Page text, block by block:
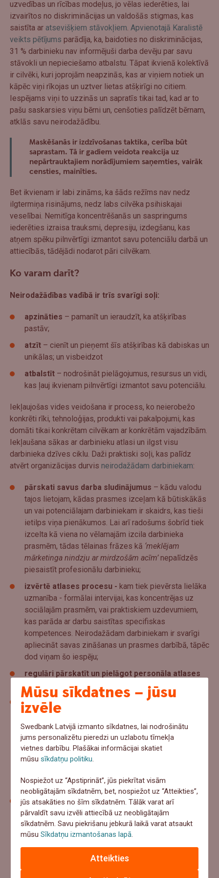
uzvedības un rīcības modeļus, jo vēlas iederēties, lai
izvairītos no diskriminācijas un valdošās stigmas, kas
saistīta ar atsevišķiem stāvokļiem. Apvienotajā Karalistē
veikts pētījums parādīja, ka, baidoties no diskriminācijas,
31 % darbinieku nav informējuši darba devēju par savu
stāvokli un nepieciešamo atbalstu. Tāpat ikvienā kolektīvā
ir cilvēki, kuri joprojām neapzinās, kas ar viņiem notiek un
kāpēc viņi rīkojas un uztver lietas atšķirīgi no citiem.
Iespējams viņi to uzzinās un sapratīs tikai tad, kad ar to
pašu saskarsies viņu bērni un, cenšoties palīdzēt bērnam,
atklās savu neirodažādību.
Maskēšanās ir izdzīvošanas taktika, cerība būt
saprastam. Tā ir gadiem veidota reakcija uz
nepārtrauktajiem norādījumiem saņemties, vairāk
censties, mainīties.
Bet ikvienam ir labi zināms, ka šāds režīms nav nedz
ilgtermiņa risinājums, nedz labs cilvēka psihiskajai
veselībai. Nemitīga koncentrēšanās un saspringums
iederēties izraisa trauksmi, depresiju, izdegšanu, kas
atņem spēku pilnvērtīgi izmantot savu potenciālu darbā un
attiecībās, tādējādi nodarot pāri cilvēkam.
Ko varam darīt?
Neirodažādības vadībā ir trīs svarīgi soļi:
apzināties – pamanīt un ieraudzīt, ka atšķirības
pastāv;
atzīt – cienīt un pieņemt šīs atšķirības kā dabiskas un
unikālas; un visbeidzot
atbalstīt – nodrošināt pielāgojumus, resursus un vidi,
kas ļauj ikvienam pilnvērtīgi izmantot savu potenciālu.
Iekļaujošas vides veidošana ir process, ko neierobežo
konkrēti rīki, tehnoloģijas, produkti vai pakalpojumi, kas
domāti tikai konkrētam cilvēkam ar konkrētām vajadzībām.
Iekļaušana sākas ar darbinieku atlasi un ilgst visu
darbinieka dzīves ciklu. Daži praktiski soļi, kas palīdz
atvērt organizācijas durvis neirodažādam darbiniekam:
pārskati savus darba sludinājumus – kādu valodu
tajos lietojam, kādas prasmes izceļam kā būtiskākās
un vai potenciālajam darbiniekam ir skaidrs, kas tieši
ietilps viņa pienākumos. Lai arī radošums šobrīd tiek
izcelta kā viena no vēlamajām izcila darbinieka
prasmēm, tādas tēlainas frāzes kā ‘meklējam
mārketinga nindzju ar mirdzošām acīm’nepalīdzēs
piesaistīt profesionālu darbinieku;
izvērtē atlases procesu - kam tiek pievērsta lielāka
uzmanība - formālai intervijai, kas koncentrējas uz
sociālajām prasmēm, vai praktiskiem uzdevumiem,
kas parāda ar darbu saistītas specifiskas
kompetences. Neirodažādam darbiniekam ir svarīgi
apliecināt savas zināšanas un prasmes darbībā, tāpēc
dod viņam šo iespēju;
regulāri pārskatīt un pielāgot personāla atlases
kārtību
, ņemot vērā kandidātu atsauksmes;
pārdomāti, skaidri procesi un noteikumi
nodrošini, lai visi galvenie procesi un instrukcijas, kas
skar darbiniekus būtu vienkārši, aprakstīti soli pa
solim un atklāti komunicēti visiem kolēģiem. Ja
nepieciešams, papildini ar vizuāliem materiāliem.
Atceries, nevis darbiniekam ir jāmainās, bet gan
saistītas ar darba vides procesiem un praksēm;
pielāgo darba laiku, uzdevumus un vidi - skaidra
komunikācija, regulāras sarunas ar vadītāju, mentora
atbalsts un fiziski pielāgojumi kā klusās telpas,
regulējams apgaismojums, trokšņu samazināšana,
iespēja izvēlēties darba vietu, palīdzēs labāk
koncentrēties uz veicamajiem darbiem un sasniegt
Mūsu sīkdatnes – jūsu
izvēle
Swedbank Latvijā izmanto sīkdatnes, lai nodrošinātu
jums personalizētu pieredzi un uzlabotu tīmekļa
vietnes darbību. Plašākai informācijai skatiet
mūsusīkdatņu politiku.
Nospiežot uz “Apstiprināt”, jūs piekrītat visām
neobligātajām sīkdatnēm, bet, nospiežot uz “Atteikties”,
jūs atsakāties no šīm sīkdatnēm. Tālāk varat arī
pārvaldīt savu izvēli attiecībā uz neobligātajām
sīkdatnēm. Savu piekrišanu jebkurā laikā varat atsaukt
mūsuSīkdatņu izmantošanas lapā.
Atteikties